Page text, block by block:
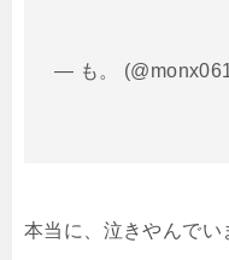
— も。
本当に、泣きやんでい